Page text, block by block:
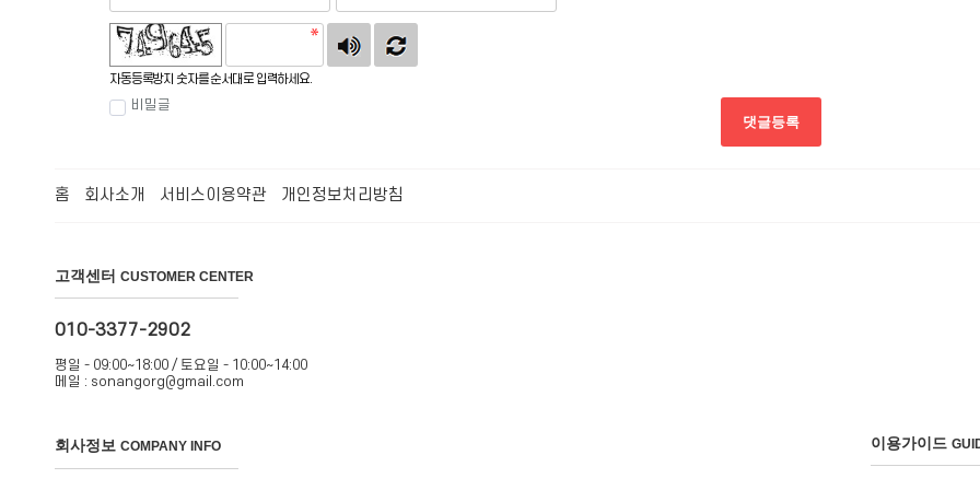
자동등록방지 숫자를 순서대로 입력하세요.
비밀글
댓글등록
홈 회사소개 서비스이용약관 개인정보처리방침
고객센터 CUSTOMER CENTER
010-3377-2902
평일 - 09:00~18:00 / 토요일 - 10:00~14:00
메일 : sonangorg@gmail.com
회사정보 COMPANY INFO 이용가이드